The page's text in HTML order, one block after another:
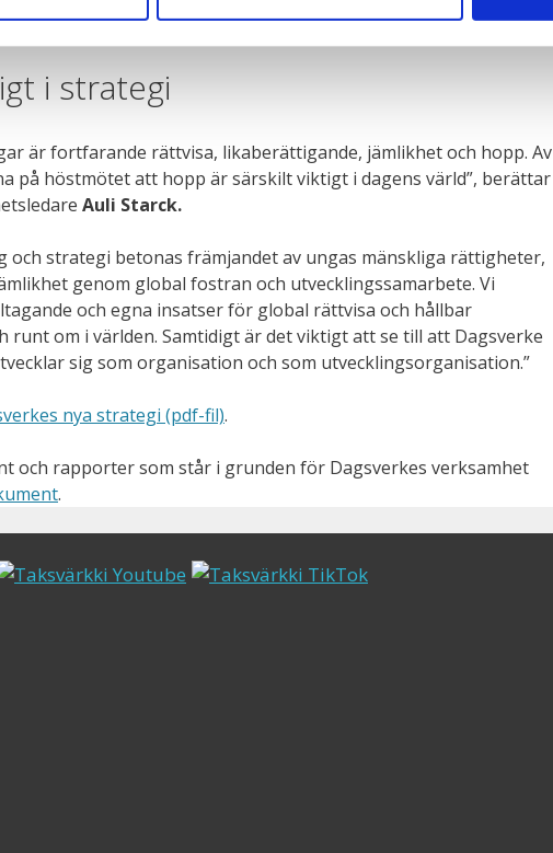
förverkligas.”
i strategi
är fortfarande rättvisa, likaberättigande, jämlikhet och hopp. Av
på höstmötet att hopp är särskilt viktigt i dagens värld”, berättar
Auli Starck.
och strategi betonas främjandet av ungas mänskliga rättigheter,
genom global fostran och utvecklingssamarbete. Vi
och egna insatser för global rättvisa och hållbar
runt om i världen. Samtidigt är det viktigt att se till att Dagsverke
sig som organisation och som utvecklingsorganisation.”
nya strategi (pdf-fil).
och rapporter som står i grunden för Dagsverkes verksamhet
.